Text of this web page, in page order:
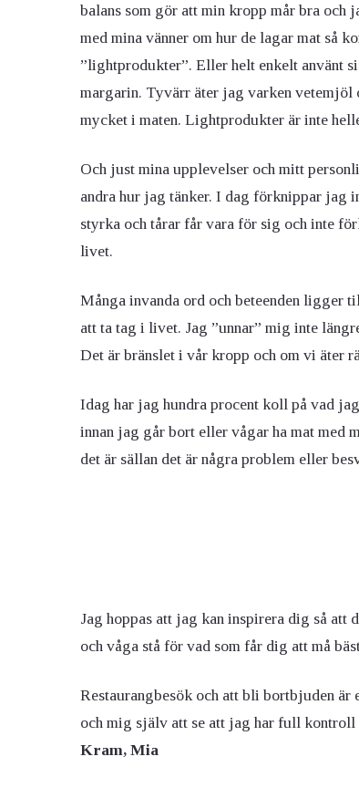
balans som gör att min kropp mår bra och
med mina vänner om hur de lagar mat så
”lightprodukter”. Eller helt enkelt använt
margarin. Tyvärr äter jag varken vetemjöl
mycket i maten. Lightprodukter är inte
Och just mina upplevelser och mitt
andra hur jag tänker. I dag förknippar jag
styrka och tårar får vara för sig och inte
livet.
Många invanda ord och beteenden ligger
att ta tag i livet. Jag ”unnar” mig inte
Det är bränslet i vår kropp och om vi äter
Idag har jag hundra procent koll på vad
innan jag går bort eller vågar ha mat med
det är sällan det är några problem eller
Jag hoppas att jag kan inspirera dig så
och våga stå för vad som får dig att må
Restaurangbesök och att bli bortbjuden är
och mig själv att se att jag har full kontroll
Kram, Mia